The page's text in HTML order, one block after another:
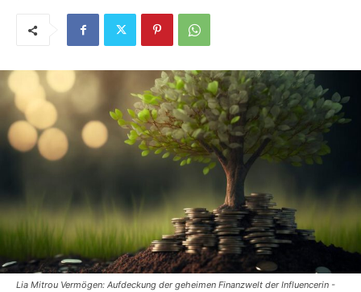
Lia Mitrou Vermögen: Aufdeckung der geheimen Finanzwelt der Influencerin -